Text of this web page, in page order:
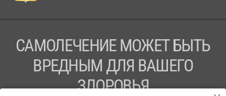
САМОЛЕЧЕНИЕ МОЖЕТ БЫТЬ
ВРЕДНЫМ ДЛЯ ВАШЕГО
ЗДОРОВЬЯ